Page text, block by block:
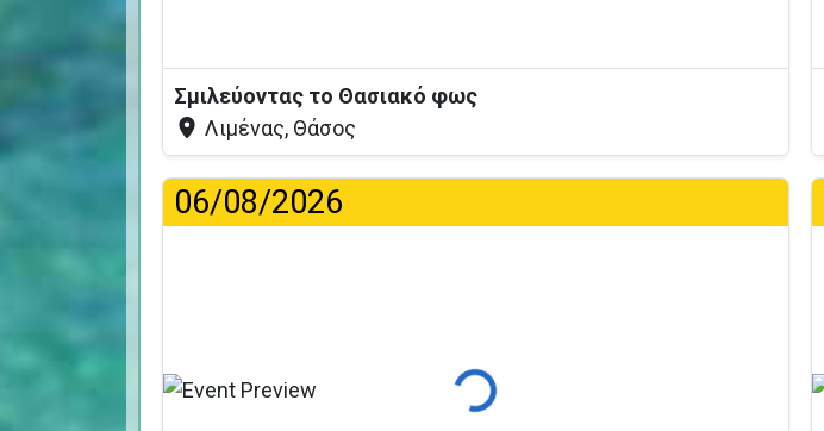
Σμιλεύοντας το Θασιακό φως
Λιμένας, Θάσος
06/08/2026
Φόρτωση...